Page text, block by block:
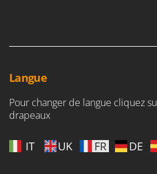
Worx
Y Yard Force
Z
Zanon
Langue
Pour changer de langue cliquez
drapeaux
IT UK FR DE